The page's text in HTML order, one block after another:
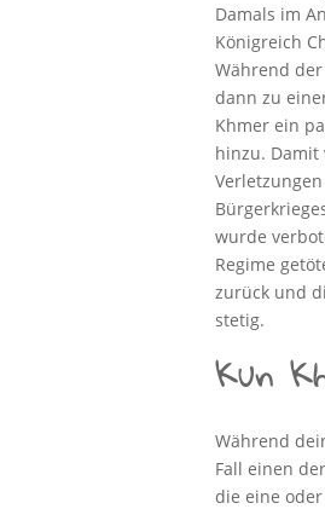
Damals im
Königreich
Während
dann zu
Khmer ein
hinzu.
wurde
Regime
zurück und
stetig.
Kun
Während
Fall einen
die eine